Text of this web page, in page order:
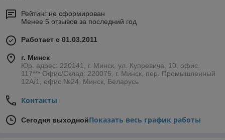
Рейтинг не сформирован
Менее 5 отзывов за последний год
Работает с 01.03.2011
г. Минск
Юр. адрес: 220141, г. Минск, ул. Купревича, 10, офис.
117*** Офис/Склад: 220075, г. Минск, пер. Промышленный
12А/1, офис №24, Минск, Беларусь
Контакты
Сегодня выходнойПоказать весь график работы